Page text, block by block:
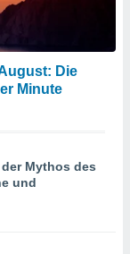
Die
Minute
Mythos des
und